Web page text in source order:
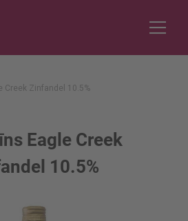
Creek Zinfandel 10.5%
Eagle Creek
10.5%